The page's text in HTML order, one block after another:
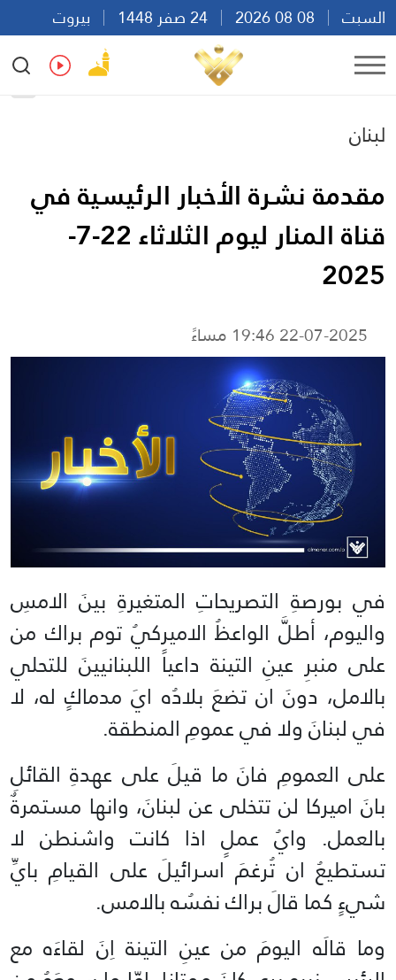
السبت
بيروت
20:30
Ar
لبنان
مقدمة نشرة الأخبار الرئيسية في
قناة المنار ليوم الثلاثاء 22-7-
2025
22-07-2025 19:46 مساءً
في بورصةِ التصريحاتِ المتغيرةِ بينَ الامسِ
واليوم، أطلَّ الواعظُ الاميركيُ توم براك من
على منبرِ عينِ التينة داعياً اللبنانيينَ للتحلي
بالامل، دونَ ان تضعَ بلادُه ايَ مدماكٍ له، لا
في لبنانَ ولا في عمومِ المنطقة.
على العمومِ فانَ ما قيلَ على عهدةِ القائلِ
بانَ اميركا لن تتخلى عن لبنانَ، وانها مستمرةٌ
بالعمل. وايُ عملٍ اذا كانت واشنطن لا
تستطيعُ ان تُرغمَ اسرائيلَ على القيامِ بايِّ
شيءٍ كما قالَ براك نفسُه بالامس.
وما قالَه اليومَ من عينِ التينة اِنَ لقاءَه مع